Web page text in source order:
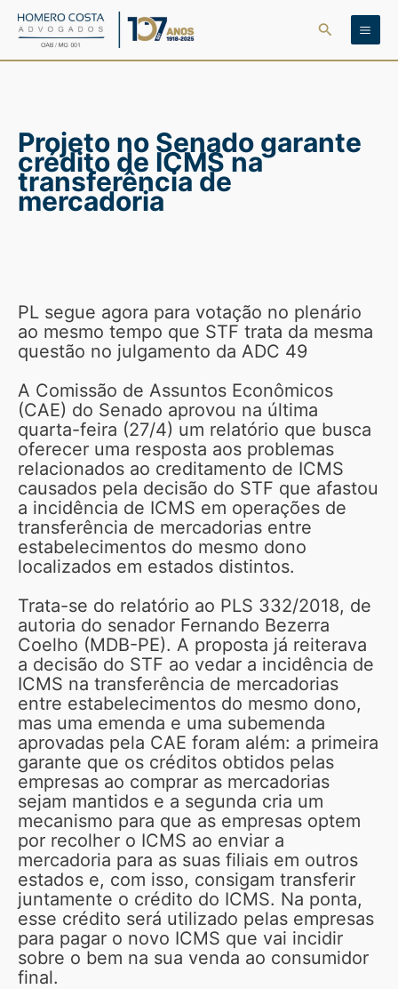
para
Pesquisar
Projeto no Senado garante
crédito de ICMS na
transferência de
mercadoria
PL segue agora para votação no plenário
ao mesmo tempo que STF trata da mesma
questão no julgamento da ADC 49
A Comissão de Assuntos Econômicos
(CAE) do Senado aprovou na última
quarta-feira (27/4) um relatório que busca
oferecer uma resposta aos problemas
relacionados ao creditamento de ICMS
causados pela decisão do STF que afastou
a incidência de ICMS em operações de
transferência de mercadorias entre
estabelecimentos do mesmo dono
localizados em estados distintos.
Trata-se do relatório ao PLS 332/2018, de
autoria do senador Fernando Bezerra
Coelho (MDB-PE). A proposta já reiterava
a decisão do STF ao vedar a incidência de
ICMS na transferência de mercadorias
entre estabelecimentos do mesmo dono,
mas uma emenda e uma subemenda
aprovadas pela CAE foram além: a primeira
garante que os créditos obtidos pelas
empresas ao comprar as mercadorias
sejam mantidos e a segunda cria um
mecanismo para que as empresas optem
por recolher o ICMS ao enviar a
mercadoria para as suas filiais em outros
estados e, com isso, consigam transferir
juntamente o crédito do ICMS. Na ponta,
esse crédito será utilizado pelas empresas
para pagar o novo ICMS que vai incidir
sobre o bem na sua venda ao consumidor
final.